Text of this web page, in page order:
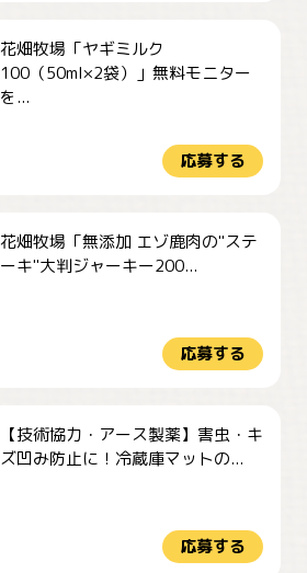
花畑牧場「ヤギミルク
100（50ml×2袋）」無料モニター
を...
応募する
花畑牧場「無添加 エゾ鹿肉の"ステ
ーキ"大判ジャーキー200...
応募する
【技術協力・アース製薬】害虫・キ
ズ凹み防止に！冷蔵庫マットの...
応募する